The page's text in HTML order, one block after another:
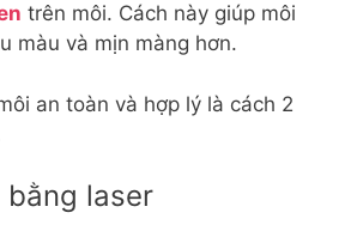
trên môi. Cách này giúp môi
màu và mịn màng hơn.
an toàn và hợp lý là cách 2
laser